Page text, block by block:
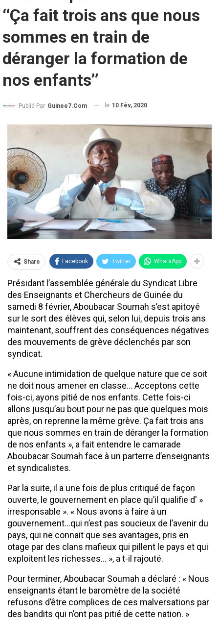
‘‘Ça fait trois ans que nous
sommes en train de
déranger la formation de
nos enfants’’
Publié Par Guinee7.com le 10 Fév, 2020
Share Facebook Twitter WhatsApp
Présidant l’assemblée générale du Syndicat Libre
des Enseignants et Chercheurs de Guinée du
samedi 8 février, Aboubacar Soumah s’est apitoyé
sur le sort des élèves qui, selon lui, depuis trois ans
maintenant, souffrent des conséquences négatives
des mouvements de grève déclenchés par son
syndicat.
« Aucune intimidation de quelque nature que ce soit
ne doit nous amener en classe… Acceptons cette
fois-ci, ayons pitié de nos enfants. Cette fois-ci
allons jusqu’au bout pour ne pas que quelques mois
après, on reprenne la même grève. Ça fait trois ans
que nous sommes en train de déranger la formation
de nos enfants », a fait entendre le camarade
Aboubacar Soumah face à un parterre d’enseignants
et syndicalistes.
Par la suite, il a une fois de plus critiqué de façon
ouverte, le gouvernement en place qu’il qualifie d' »
irresponsable ». « Nous avons à faire à un
gouvernement…qui n’est pas soucieux de l’avenir du
pays, qui ne connait que ses avantages, pris en
otage par des clans mafieux qui pillent le pays et qui
exploitent les richesses… », a t-il rajouté.
Pour terminer, Aboubacar Soumah a déclaré : « Nous
enseignants étant le baromètre de la société
refusons d’être complices de ces malversations par
des bandits qui n’ont pas pitié de cette nation. »